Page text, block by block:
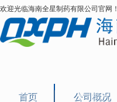
欢迎光临海南全星制药有限公司官网！
首页 公司概况